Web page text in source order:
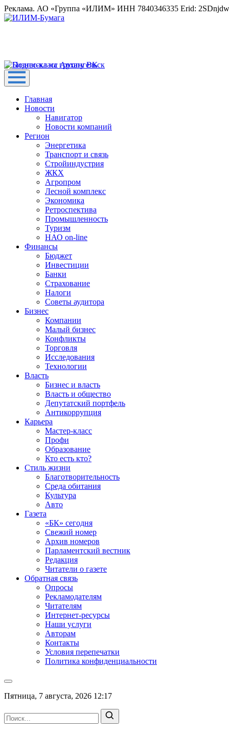
Реклама. АО «Группа «ИЛИМ» ИНН 7840346335 Erid:
Главная
Новости
Навигатор
Новости компаний
Регион
Энергетика
Транспорт и связь
Стройиндустрия
ЖКХ
Агропром
Лесной комплекс
Экономика
Ретроспектива
Промышленность
Туризм
НАО on-line
Финансы
Бюджет
Инвестиции
Банки
Страхование
Налоги
Советы аудитора
Бизнес
Компании
Малый бизнес
Конфликты
Торговля
Исследования
Технологии
Власть
Бизнес и власть
Власть и общество
Депутатский портфель
Антикоррупция
Карьера
Мастер-класс
Профи
Образование
Кто есть кто?
Стиль жизни
Благотворительность
Среда обитания
Культура
Авто
Газета
«БК» сегодня
Свежий номер
Архив номеров
Парламентский вестник
Редакция
Читатели о газете
Обратная связь
Опросы
Рекламодателям
Читателям
Интернет-ресурсы
Наши услуги
Авторам
Контакты
Условия перепечатки
Политика конфиденциальности
Пятница, 7 августа, 2026 12:17